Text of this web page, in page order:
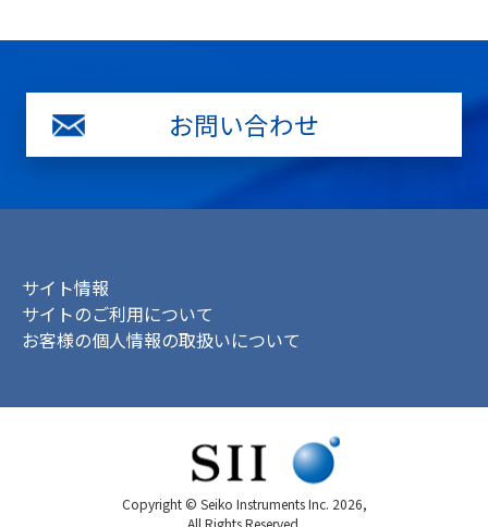
お問い合わせ
サイト情報
サイトのご利用について
お客様の個人情報の取扱いについて
Copyright © Seiko Instruments Inc. 2026,
All Rights Reserved.